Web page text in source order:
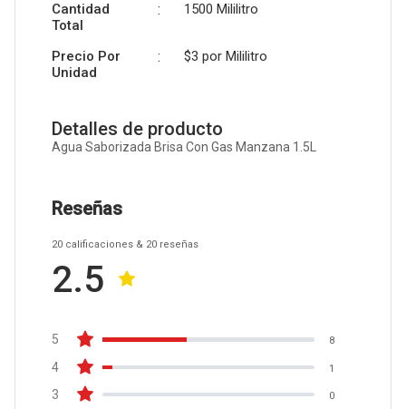
Cantidad
Total
: 1500 Mililitro
Precio Por
Unidad
: $3 por Mililitro
Detalles de producto
Agua Saborizada Brisa Con Gas Manzana 1.5L
Reseñas
20 calificaciones & 20 reseñas
2.5
5 8
4 1
3 0